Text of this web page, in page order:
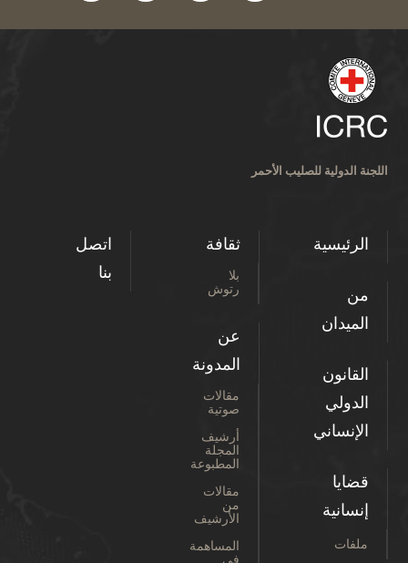
اللجنة الدولية للصليب الأحمر
الرئيسية
من
الميدان
القانون
الدولي
الإنساني
قضايا
إنسانية
ملفات
ثقافة
بلا
رتوش
عن
المدونة
مقالات
صوتية
أرشيف
المجلة
المطبوعة
مقالات
من
الأرشيف
المساهمة
في
اتصل
بنا